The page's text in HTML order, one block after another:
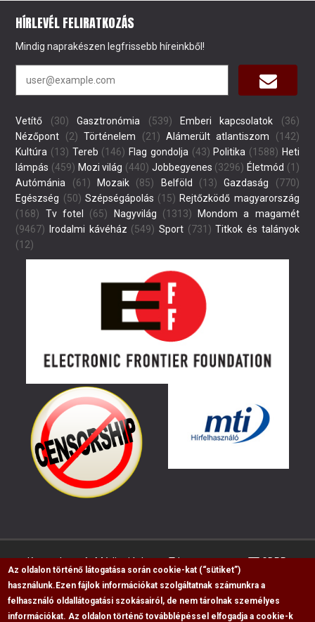
HÍRLEVÉL FELIRATKOZÁS
Mindig naprakészen legfrissebb híreinkből!
Vetítő (30) Gasztronómia (539) Emberi kapcsolatok (36)
Nézőpont (2) Történelem (21) Alámerült atlantiszom (142)
Kultúra (13) Tereb (146) Flag gondolja (43) Politika (1588) Heti
lámpás (459) Mozi világ (440) Jobbegyenes (3296) Életmód (1)
Autómánia (61) Mozaik (85) Belföld (13) Gazdaság (770)
Egészség (50) Szépségápolás (15) Rejtőzködő magyarország
(168)
Tv fotel (65) Nagyvilág (1313)
Mondom a magamét
(9467)
Irodalmi kávéház (549) Sport (731) Titkok és talányok
(12)
Kapcsolat Médiaajánlat Impresszum GDPR
RSS
Az oldalon történő látogatása során cookie-kat (“sütiket”)
használunk. Ezen fájlok információkat szolgáltatnak számunkra a
felhasználó oldallátogatási szokásairól, de nem tárolnak személyes
információkat. Az oldalon történő továbblépéssel elfogadja a cookie-k